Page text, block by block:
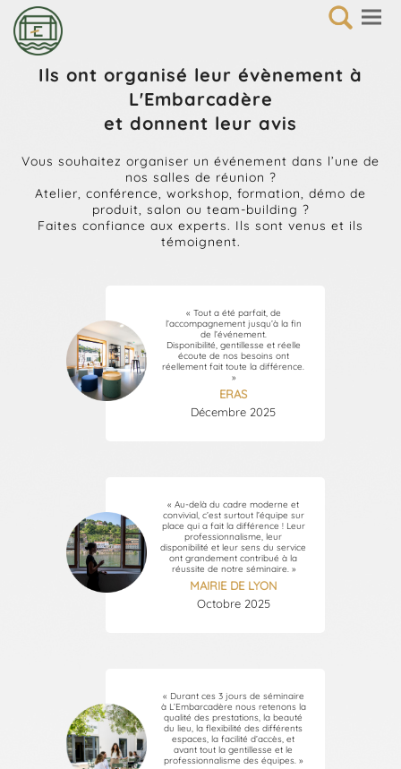
Ils ont organisé leur évènement à
L'Embarcadère
et donnent leur avis
Vous souhaitez organiser un événement dans l’une de
nos salles de réunion ?
Atelier, conférence, workshop, formation, démo de
produit, salon ou team-building ?
Faites confiance aux experts. Ils sont venus et ils
témoignent.
« Tout a été parfait, de
l’accompagnement jusqu’à la fin
de l’événement.
Disponibilité, gentillesse et réelle
écoute de nos besoins ont
réellement fait toute la différence.
»
ERAS
Décembre 2025
« Au-delà du cadre moderne et
convivial, c’est surtout l’équipe sur
place qui a fait la différence ! Leur
professionnalisme, leur
disponibilité et leur sens du service
ont grandement contribué à la
réussite de notre séminaire. »
MAIRIE DE LYON
Octobre 2025
« Durant ces 3 jours de séminaire
à L’Embarcadère nous retenons la
qualité des prestations, la beauté
du lieu, la flexibilité des différents
espaces, la facilité d’accès, et
avant tout la gentillesse et le
professionnalisme des équipes. »